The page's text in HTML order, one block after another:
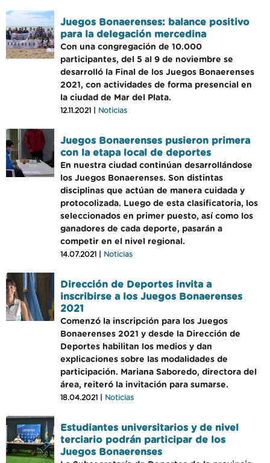
Juegos Bonaerenses: balance positivo
para la delegación mercedina
Con una congregación de 10.000
participantes, del 5 al 9 de noviembre se
desarrolló la Final de los Juegos Bonaerenses
2021, con actividades de forma presencial en
la ciudad de Mar del Plata.
12.11.2021 | Noticias
Juegos Bonaerenses pusieron primera
con la etapa local de deportes
En nuestra ciudad continúan desarrollándose
los Juegos Bonaerenses. Son distintas
disciplinas que actúan de manera cuidada y
protocolizada. Luego de esta clasificatoria, los
seleccionados en primer puesto, así como los
ganadores de cada deporte, pasarán a
competir en el nivel regional.
14.07.2021 | Noticias
Dirección de Deportes invita a
inscribirse a los Juegos Bonaerenses
2021
Comenzó la inscripción para los Juegos
Bonaerenses 2021 y desde la Dirección de
Deportes habilitan los medios y dan
explicaciones sobre las modalidades de
participación. Mariana Saboredo, directora del
área, reiteró la invitación para sumarse.
18.04.2021 | Noticias
Estudiantes universitarios y de nivel
terciario podrán participar de los
Juegos Bonaerenses